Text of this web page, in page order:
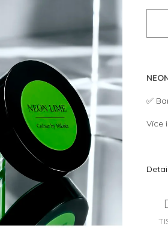
✅
Více